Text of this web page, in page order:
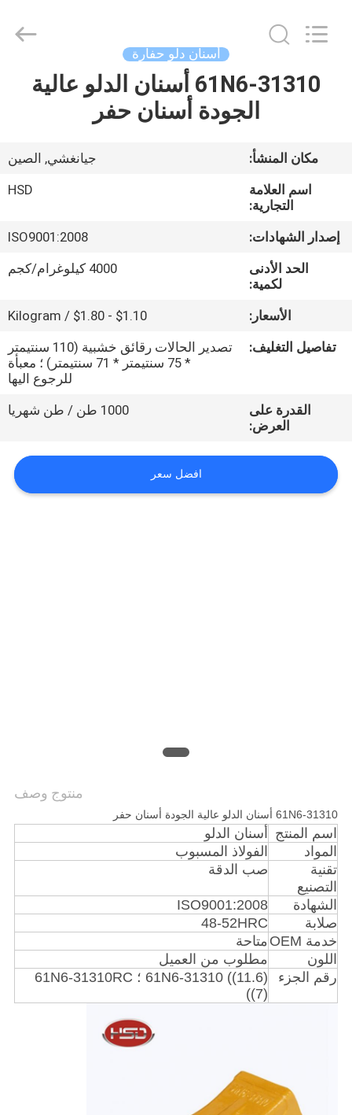
الصفحة
منتجات
معلومات
عنا
المعمل
الجودة
اتصل
بنا
Reserved.
أسنان دلو حفارة
61N6-31310 أسنان الدلو عالية
الجودة أسنان حفر
مكان المنشأ:
جيانغشي, الصين
اسم العلامة
التجارية:
HSD
إصدار الشهادات:
ISO9001:2008
الحد الأدنى
لكمية:
4000 كيلوغرام/كجم
الأسعار:
$1.10 - $1.80 / Kilogram
تفاصيل التغليف:
تصدير الحالات رقائق خشبية (110 سنتيمتر
* 75 سنتيمتر * 71 سنتيمتر) ؛ معبأة
للرجوع اليها
القدرة على
العرض:
1000 طن / طن شهريا
افضل سعر
منتوج وصف
61N6-31310 أسنان الدلو عالية الجودة أسنان حفر
اسم المنتج
أسنان الدلو
المواد
الفولاذ المسبوب
تقنية
التصنيع
صب الدقة
الشهادة
ISO9001:2008
صلابة
48-52HRC
خدمة OEM
متاحة
اللون
مطلوب من العميل
رقم الجزء
61N6-31310 ((11.6) ؛ 61N6-31310RC
((7)